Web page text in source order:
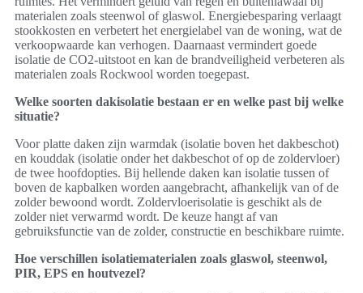
materialen zoals steenwol of glaswol. Energiebesparing verlaagt
stookkosten en verbetert het energielabel van de woning, wat de
verkoopwaarde kan verhogen. Daarnaast vermindert goede
isolatie de CO2-uitstoot en kan de brandveiligheid verbeteren als
materialen zoals Rockwool worden toegepast.
Welke soorten dakisolatie bestaan er en welke past bij welke
situatie?
Voor platte daken zijn warmdak (isolatie boven het dakbeschot)
en kouddak (isolatie onder het dakbeschot of op de zoldervloer)
de twee hoofdopties. Bij hellende daken kan isolatie tussen of
boven de kapbalken worden aangebracht, afhankelijk van of de
zolder bewoond wordt. Zoldervloerisolatie is geschikt als de
zolder niet verwarmd wordt. De keuze hangt af van
gebruiksfunctie van de zolder, constructie en beschikbare ruimte.
Hoe verschillen isolatiematerialen zoals glaswol, steenwol,
PIR, EPS en houtvezel?